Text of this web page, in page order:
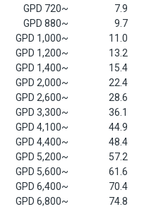
7.9
~720 GPD
9.7
~880 GPD
11.0
~1,000 GPD
13.2
~1,200 GPD
15.4
~1,400 GPD
22.4
~2,000 GPD
28.6
~2,600 GPD
36.1
~3,300 GPD
44.9
~4,100 GPD
48.4
~4,400 GPD
57.2
~5,200 GPD
61.6
~5,600 GPD
70.4
~6,400 GPD
74.8
~6,800 GPD